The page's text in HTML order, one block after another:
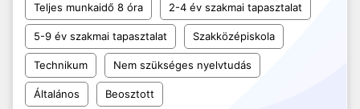
Teljes munkaidő 8 óra 2-4 év szakmai tapasztalat
5-9 év szakmai tapasztalat Szakközépiskola
Technikum Nem szükséges nyelvtudás
Általános Beosztott